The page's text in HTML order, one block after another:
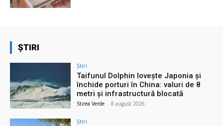
ȘTIRI
Știri
Taifunul Dolphin lovește Japonia și
închide porturi în China: valuri de 8
metri și infrastructură blocată
Stirea Verde - 8 august 2026
Știri